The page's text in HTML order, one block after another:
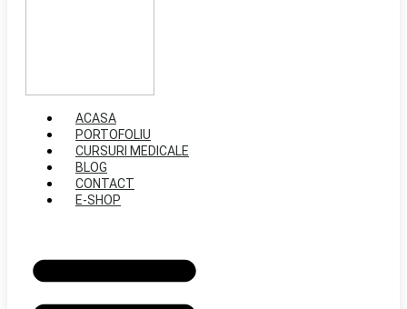
ACASA
PORTOFOLIU
CURSURI MEDICALE
BLOG
CONTACT
E-SHOP